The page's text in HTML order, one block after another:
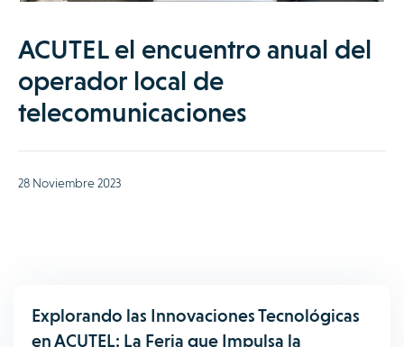
ACUTEL el encuentro anual del
operador local de
telecomunicaciones
28 Noviembre 2023
Explorando las Innovaciones Tecnológicas
en ACUTEL: La Feria que Impulsa la